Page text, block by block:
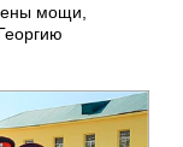
мощи,